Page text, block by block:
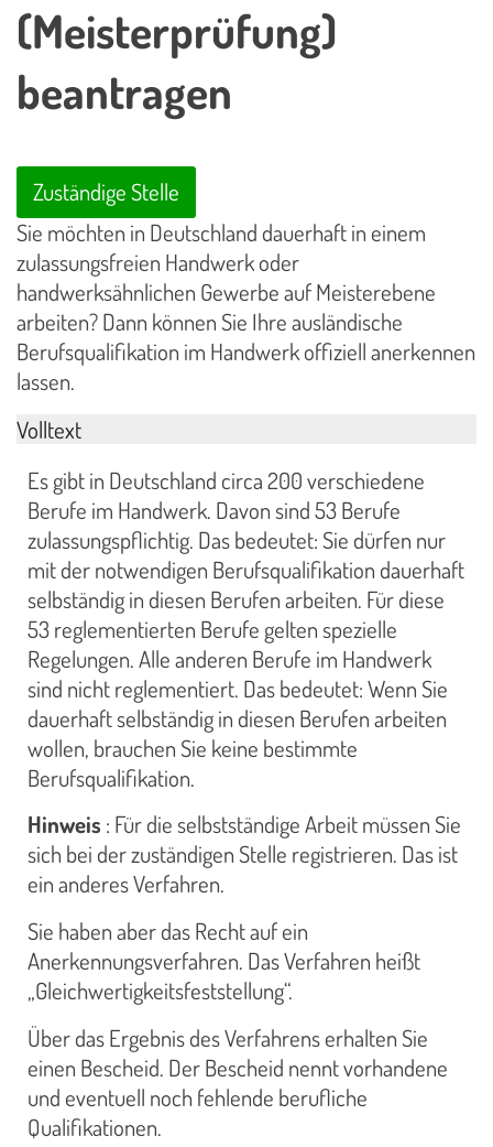
(Meisterprüfung)
beantragen
Zuständige Stelle
Sie möchten in Deutschland dauerhaft in einem
zulassungsfreien Handwerk oder
handwerksähnlichen Gewerbe auf Meisterebene
arbeiten? Dann können Sie Ihre ausländische
Berufsqualifikation im Handwerk offiziell anerkennen
lassen.
Volltext
Es gibt in Deutschland circa 200 verschiedene
Berufe im Handwerk. Davon sind 53 Berufe
zulassungspflichtig. Das bedeutet: Sie dürfen nur
mit der notwendigen Berufsqualifikation dauerhaft
selbständig in diesen Berufen arbeiten. Für diese
53 reglementierten Berufe gelten spezielle
Regelungen. Alle anderen Berufe im Handwerk
sind nicht reglementiert. Das bedeutet: Wenn Sie
dauerhaft selbständig in diesen Berufen arbeiten
wollen, brauchen Sie keine bestimmte
Berufsqualifikation.
Hinweis : Für die selbstständige Arbeit müssen Sie
sich bei der zuständigen Stelle registrieren. Das ist
ein anderes Verfahren.
Sie haben aber das Recht auf ein
Anerkennungsverfahren. Das Verfahren heißt
„Gleichwertigkeitsfeststellung“.
Über das Ergebnis des Verfahrens erhalten Sie
einen Bescheid. Der Bescheid nennt vorhandene
und eventuell noch fehlende berufliche
Qualifikationen.